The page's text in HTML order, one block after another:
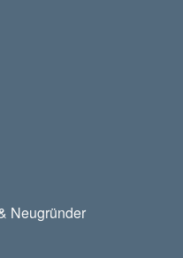
Neugründer